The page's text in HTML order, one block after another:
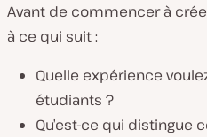
Avant de commencer à
à ce qui suit :
Quelle expérience
étudiants ?
Qu’est-ce qui distingue